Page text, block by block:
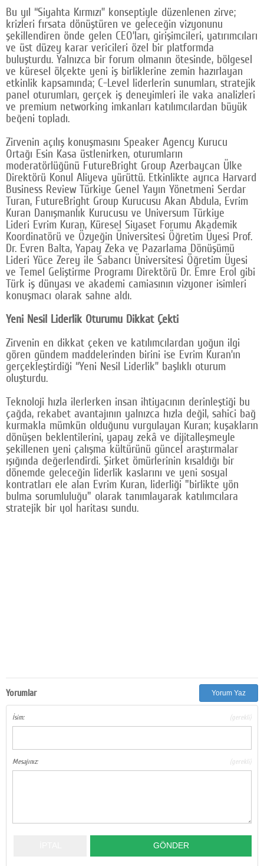
SOSYAL MEDYA
Facebook
Twitter
Google Plus
© 2026 TÜM HAKLARI SAKLIDIR
Bu yıl “Siyahta Kırmızı” konseptiyle düzenlenen zirve;
krizleri fırsata dönüştüren ve geleceğin vizyonunu
şekillendiren önde gelen CEO’ları, girişimcileri, yatırımcıları
ve üst düzey karar vericileri özel bir platformda
buluşturdu. Yalnızca bir forum olmanın ötesinde, bölgesel
ve küresel ölçekte yeni iş birliklerine zemin hazırlayan
etkinlik kapsamında; C-Level liderlerin sunumları, stratejik
panel oturumları, gerçek iş deneyimleri ile vaka analizleri
ve premium networking imkanları katılımcılardan büyük
beğeni topladı.
Zirvenin açılış konuşmasını Speaker Agency Kurucu
Ortağı Esin Kasa üstlenirken, oturumların
moderatörlüğünü FutureBright Group Azerbaycan Ülke
Direktörü Konul Aliyeva yürüttü. Etkinlikte ayrıca Harvard
Business Review Türkiye Genel Yayın Yönetmeni Serdar
Turan, FutureBright Group Kurucusu Akan Abdula, Evrim
Kuran Danışmanlık Kurucusu ve Universum Türkiye
Lideri Evrim Kuran, Küresel Siyaset Forumu Akademik
Koordinatörü ve Özyeğin Üniversitesi Öğretim Üyesi Prof.
Dr. Evren Balta, Yapay Zeka ve Pazarlama Dönüşümü
Lideri Yüce Zerey ile Sabancı Üniversitesi Öğretim Üyesi
ve Temel Geliştirme Programı Direktörü Dr. Emre Erol gibi
Türk iş dünyası ve akademi camiasının vizyoner isimleri
konuşmacı olarak sahne aldı.
Yeni Nesil Liderlik Oturumu Dikkat Çekti
Zirvenin en dikkat çeken ve katılımcılardan yoğun ilgi
gören gündem maddelerinden birini ise Evrim Kuran’ın
gerçekleştirdiği “Yeni Nesil Liderlik” başlıklı oturum
oluşturdu.
Teknoloji hızla ilerlerken insan ihtiyacının derinleştiği bu
çağda, rekabet avantajının yalnızca hızla değil, sahici bağ
kurmakla mümkün olduğunu vurgulayan Kuran; kuşakların
dönüşen beklentilerini, yapay zekâ ve dijitalleşmeyle
şekillenen yeni çalışma kültürünü güncel araştırmalar
ışığında değerlendirdi. Şirket ömürlerinin kısaldığı bir
dönemde geleceğin liderlik kaslarını ve yeni sosyal
kontratları ele alan Evrim Kuran, liderliği "birlikte yön
bulma sorumluluğu" olarak tanımlayarak katılımcılara
stratejik bir yol haritası sundu.
Yorumlar Yorum Yaz
İsim: (gerekli)
Mesajınız: (gerekli)